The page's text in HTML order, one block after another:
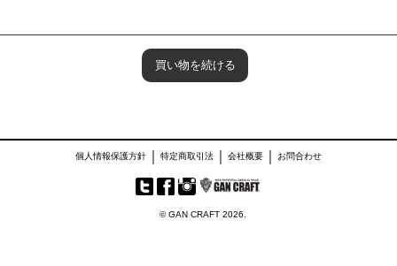
個人情報保護方針 特定商取引法 会社概要 お問合わせ
© GAN CRAFT 2026.